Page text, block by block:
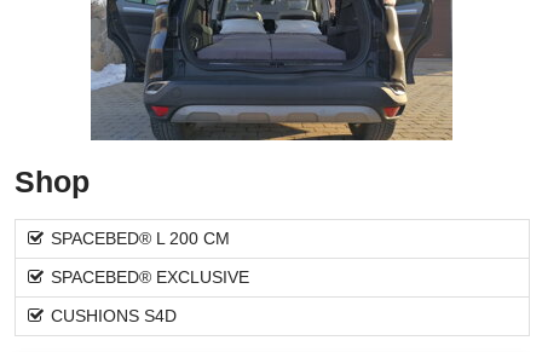
Shop
SPACEBED® L 200 CM
SPACEBED® EXCLUSIVE
CUSHIONS S4D